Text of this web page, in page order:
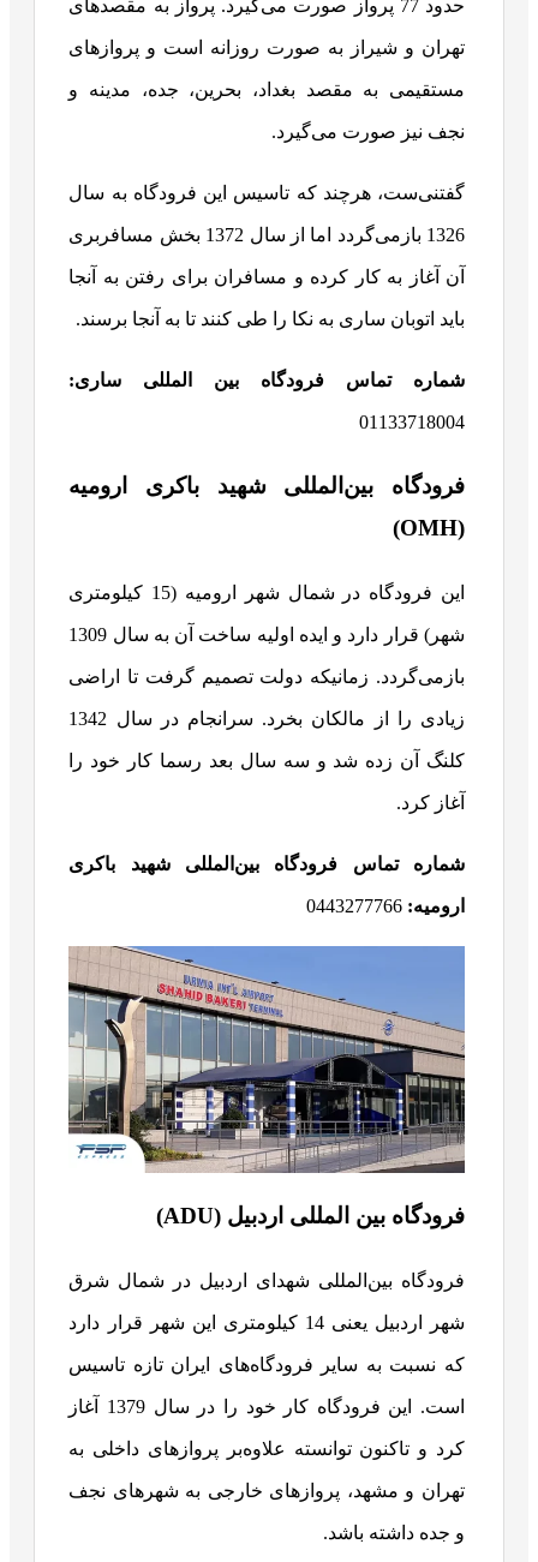
حدود 77 پرواز صورت می‌گیرد. پرواز به مقصدهای
تهران و شیراز به صورت روزانه است و پروازهای
مستقیمی به مقصد بغداد، بحرین، جده، مدینه و
نجف نیز صورت می‌گیرد.
گفتنی‌ست، هرچند که تاسیس این فرودگاه به سال
1326 بازمی‌گردد اما از سال 1372 بخش مسافربری
آن آغاز به کار کرده و مسافران برای رفتن به آنجا
باید اتوبان ساری به نکا را طی کنند تا به آنجا برسند.
شماره تماس فرودگاه بین المللی ساری:
01133718004
فرودگاه بین‌المللی شهید باکری ارومیه
(OMH)
این فرودگاه در شمال شهر ارومیه (15 کیلومتری
شهر) قرار دارد و ایده اولیه ساخت آن به سال 1309
بازمی‌گردد. زمانیکه دولت تصمیم گرفت تا اراضی
زیادی را از مالکان بخرد. سرانجام در سال 1342
کلنگ آن زده شد و سه سال بعد رسما کار خود را
آغاز کرد.
شماره تماس فرودگاه بین‌المللی شهید باکری
ارومیه:
فرودگاه بین المللی اردبیل (ADU)
فرودگاه بین‌المللی شهدای اردبیل در شمال شرق
شهر اردبیل یعنی 14 کیلومتری این شهر قرار دارد
که نسبت به سایر فرودگاه‌های ایران تازه تاسیس
است. این فرودگاه کار خود را در سال 1379 آغاز
کرد و تاکنون توانسته علاوه‌بر پروازهای داخلی به
تهران و مشهد، پروازهای خارجی به شهرهای نجف
و جده داشته باشد.